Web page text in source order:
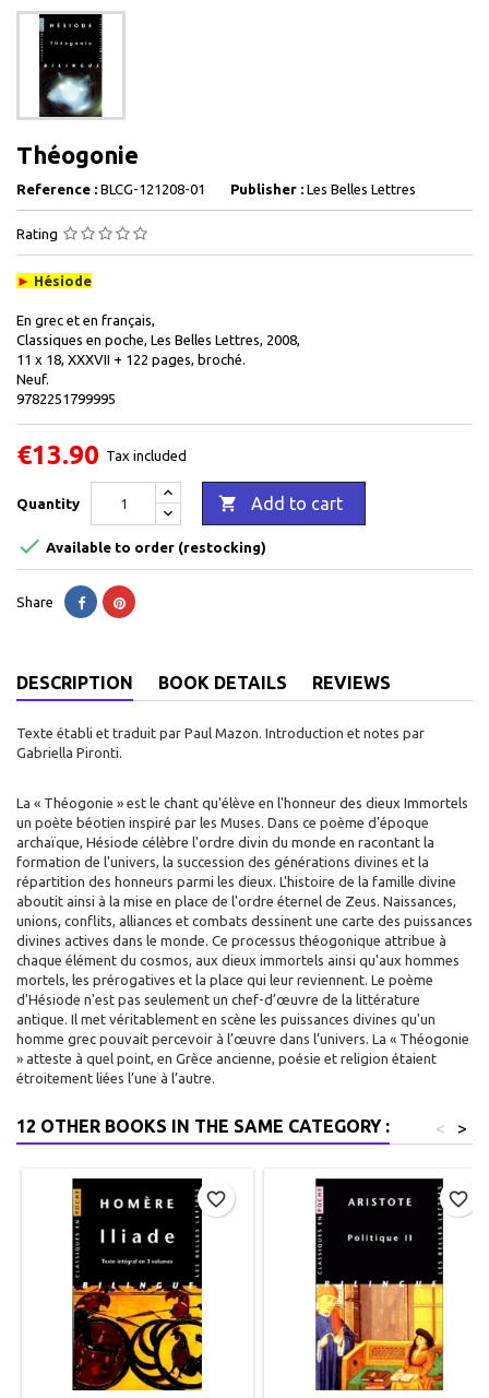
Théogonie
Reference : BLCG-121208-01 Publisher : Les Belles Lettres
Rating
► Hésiode
En grec et en français,
Classiques en poche, Les Belles Lettres, 2008,
11 x 18, XXXVII + 122 pages, broché.
Neuf.
9782251799995
€13.90 Tax included
Quantity  Add to cart
 Available to order (restocking)
Share
DESCRIPTION BOOK DETAILS REVIEWS
Texte établi et traduit par Paul Mazon. Introduction et notes par
Gabriella Pironti.
La « Théogonie » est le chant qu'élève en l'honneur des dieux Immortels
un poète béotien inspiré par les Muses. Dans ce poème d'époque
archaïque, Hésiode célèbre l'ordre divin du monde en racontant la
formation de l'univers, la succession des générations divines et la
répartition des honneurs parmi les dieux. L'histoire de la famille divine
aboutit ainsi à la mise en place de l'ordre éternel de Zeus. Naissances,
unions, conflits, alliances et combats dessinent une carte des puissances
divines actives dans le monde. Ce processus théogonique attribue à
chaque élément du cosmos, aux dieux immortels ainsi qu'aux hommes
mortels, les prérogatives et la place qui leur reviennent. Le poème
d'Hésiode n'est pas seulement un chef-d’œuvre de la littérature
antique. Il met véritablement en scène les puissances divines qu'un
homme grec pouvait percevoir à l’œuvre dans l’univers. La « Théogonie
» atteste à quel point, en Grèce ancienne, poésie et religion étaient
étroitement liées l’une à l’autre.
12 OTHER BOOKS IN THE SAME CATEGORY : >
<
favorite_border favorite_border